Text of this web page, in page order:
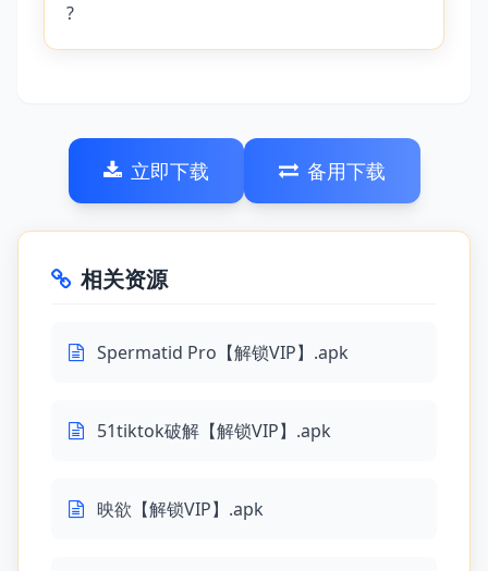
?
立即下载 备用下载
相关资源
Spermatid Pro【解锁VIP】.apk
51tiktok破解【解锁VIP】.apk
映欲【解锁VIP】.apk